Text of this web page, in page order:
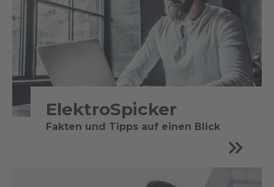
ElektroSpicker
Fakten und Tipps auf einen Blick